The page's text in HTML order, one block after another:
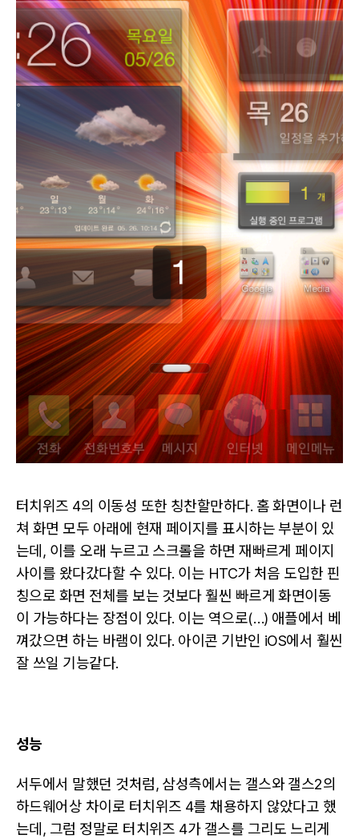
터치위즈 4의 이동성 또한 칭찬할만하다. 홈 화면이나 런
쳐 화면 모두 아래에 현재 페이지를 표시하는 부분이 있
는데, 이를 오래 누르고 스크롤을 하면 재빠르게 페이지
사이를 왔다갔다할 수 있다. 이는 HTC가 처음 도입한 핀
칭으로 화면 전체를 보는 것보다 훨씬 빠르게 화면이동
이 가능하다는 장점이 있다. 이는 역으로(…) 애플에서 베
껴갔으면 하는 바램이 있다. 아이콘 기반인 iOS에서 훨씬
잘 쓰일 기능같다.
성능
서두에서 말했던 것처럼, 삼성측에서는 갤스와 갤스2의
하드웨어상 차이로 터치위즈 4를 채용하지 않았다고 했
는데, 그럼 정말로 터치위즈 4가 갤스를 그리도 느리게